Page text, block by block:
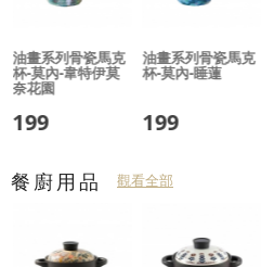
油畫系列骨瓷馬克
杯-莫內-韋特伊莫
奈花園
199
油畫系列骨瓷馬克
杯-莫內-睡蓮
199
餐廚用品 觀看全部